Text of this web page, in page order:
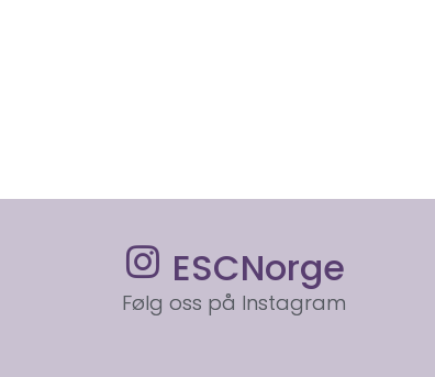
ESCNorge
Følg oss på Instagram